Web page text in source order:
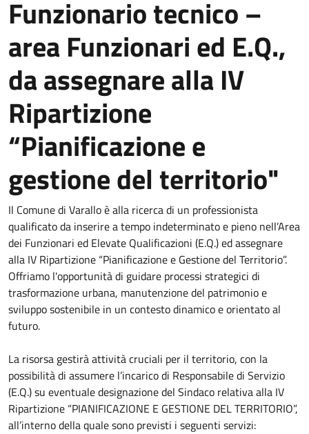
Funzionario tecnico –
area Funzionari ed E.Q.,
da assegnare alla IV
Ripartizione
“Pianificazione e
gestione del territorio"
Il Comune di Varallo è alla ricerca di un professionista
qualificato da inserire a tempo indeterminato e pieno nell’Area
dei Funzionari ed Elevate Qualificazioni (E.Q.) ed assegnare
alla IV Ripartizione “Pianificazione e Gestione del Territorio”.
Offriamo l'opportunità di guidare processi strategici di
trasformazione urbana, manutenzione del patrimonio e
sviluppo sostenibile in un contesto dinamico e orientato al
futuro.
La risorsa gestirà attività cruciali per il territorio, con la
possibilità di assumere l’incarico di Responsabile di Servizio
(E.Q.) su eventuale designazione del Sindaco relativa alla IV
Ripartizione “PIANIFICAZIONE E GESTIONE DEL TERRITORIO”,
all’interno della quale sono previsti i seguenti servizi: